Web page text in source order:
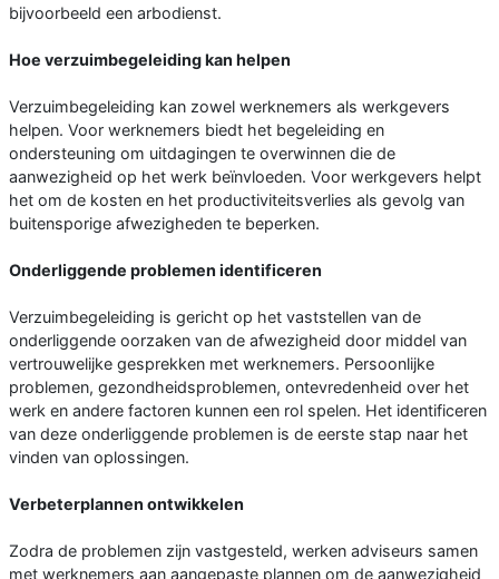
bijvoorbeeld een arbodienst.
Hoe verzuimbegeleiding kan helpen
Verzuimbegeleiding kan zowel werknemers als werkgevers
helpen. Voor werknemers biedt het begeleiding en
ondersteuning om uitdagingen te overwinnen die de
aanwezigheid op het werk beïnvloeden. Voor werkgevers helpt
het om de kosten en het productiviteitsverlies als gevolg van
buitensporige afwezigheden te beperken.
Onderliggende problemen identificeren
Verzuimbegeleiding is gericht op het vaststellen van de
onderliggende oorzaken van de afwezigheid door middel van
vertrouwelijke gesprekken met werknemers. Persoonlijke
problemen, gezondheidsproblemen, ontevredenheid over het
werk en andere factoren kunnen een rol spelen. Het identificeren
van deze onderliggende problemen is de eerste stap naar het
vinden van oplossingen.
Verbeterplannen ontwikkelen
Zodra de problemen zijn vastgesteld, werken adviseurs samen
met werknemers aan aangepaste plannen om de aanwezigheid